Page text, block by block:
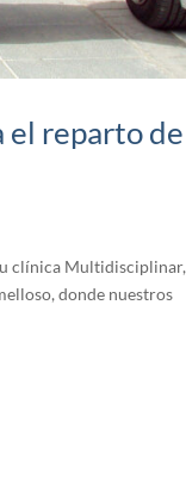
el reparto de
clínica Multidisciplinar,
donde nuestros